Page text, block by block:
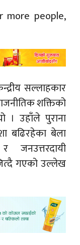
सल्लाहकार
शक्तिको
उहाँले पुराना
बढिरहेका बेला
जनउत्तरदायी
गएको उल्लेख